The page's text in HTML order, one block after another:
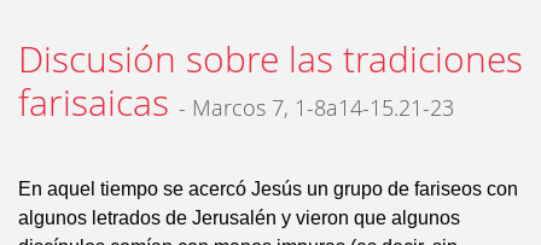
Discusión sobre las tradiciones
farisaicas - Marcos 7, 1-8a14-15.21-23
En aquel tiempo se acercó Jesús un grupo de fariseos con
algunos letrados de Jerusalén y vieron que algunos